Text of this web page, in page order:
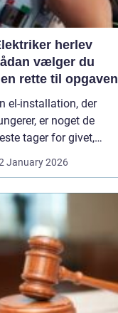
herlev
vælger du
rette til opgaven
el-installation, der
er noget de
tager for givet,
eller en stikkontakt bliver
problemer, kan det
hurtigt blive både utrygt
dyrt, hvis der ikke
rigtigt. Derfor
giver ...
January 2026